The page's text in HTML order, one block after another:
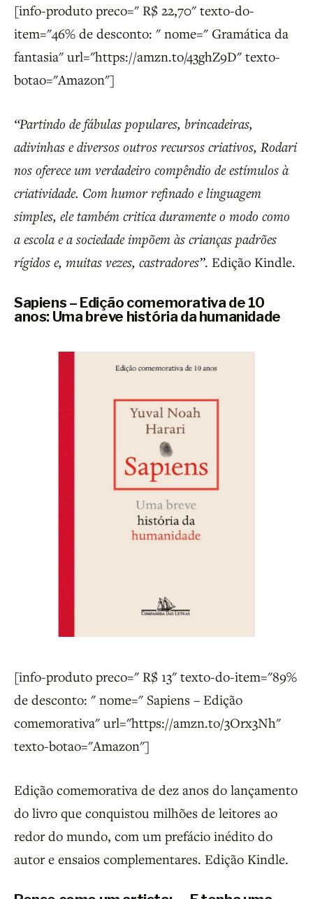
[info-produto preco=" R$ 22,70" texto-do-
item="46% de desconto: " nome=" Gramática da
fantasia" url="https://amzn.to/43ghZ9D" texto-
botao="Amazon"]
“Partindo de fábulas populares, brincadeiras,
adivinhas e diversos outros recursos criativos, Rodari
nos oferece um verdadeiro compêndio de estímulos à
criatividade. Com humor refinado e linguagem
simples, ele também critica duramente o modo como
a escola e a sociedade impõem às crianças padrões
rígidos e, muitas vezes, castradores”. Edição Kindle.
Sapiens – Edição comemorativa de 10
anos: Uma breve história da humanidade
[info-produto preco=" R$ 13" texto-do-item="89%
de desconto: " nome=" Sapiens – Edição
comemorativa" url="https://amzn.to/3Orx3Nh"
texto-botao="Amazon"]
Edição comemorativa de dez anos do lançamento
do livro que conquistou milhões de leitores ao
redor do mundo, com um prefácio inédito do
autor e ensaios complementares. Edição Kindle.